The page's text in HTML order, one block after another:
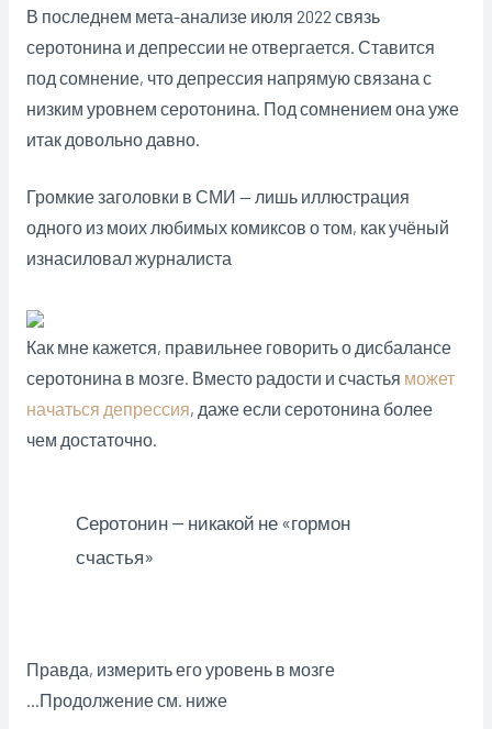
В последнем мета-анализе июля 2022 связь
серотонина и депрессии не отвергается. Ставится
под сомнение, что депрессия напрямую связана с
низким уровнем серотонина. Под сомнением она уже
итак довольно давно.
Громкие заголовки в СМИ — лишь иллюстрация
одного из моих любимых комиксов о том, как учёный
изнасиловал журналиста
Как мне кажется, правильнее говорить о дисбалансе
серотонина в мозге. Вместо радости и счастья может
начаться депрессия, даже если серотонина более
чем достаточно.
Серотонин — никакой не «гормон
счастья»
Правда, измерить его уровень в мозге
…Продолжение см. ниже